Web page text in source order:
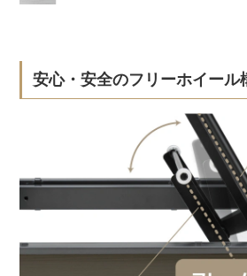
安心・安全のフリーホイール